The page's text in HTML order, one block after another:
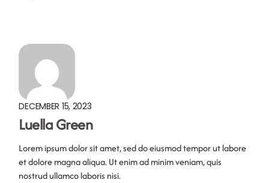
DECEMBER 15, 2023
Luella Green
Lorem ipsum dolor sit amet, sed do eiusmod tempor ut labore
et dolore magna aliqua. Ut enim ad minim veniam, quis
nostrud ullamco laboris nisi.